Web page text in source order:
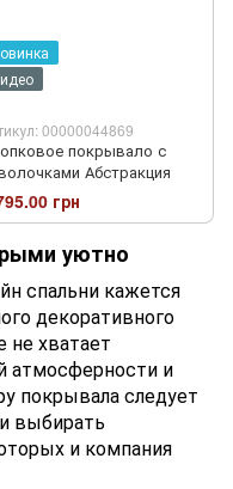
00000044869
покрывало с
Абстракция
грн
уютно
спальни кажется
декоративного
не хватает
атмосферности и
покрывала следует
выбирать
и компания